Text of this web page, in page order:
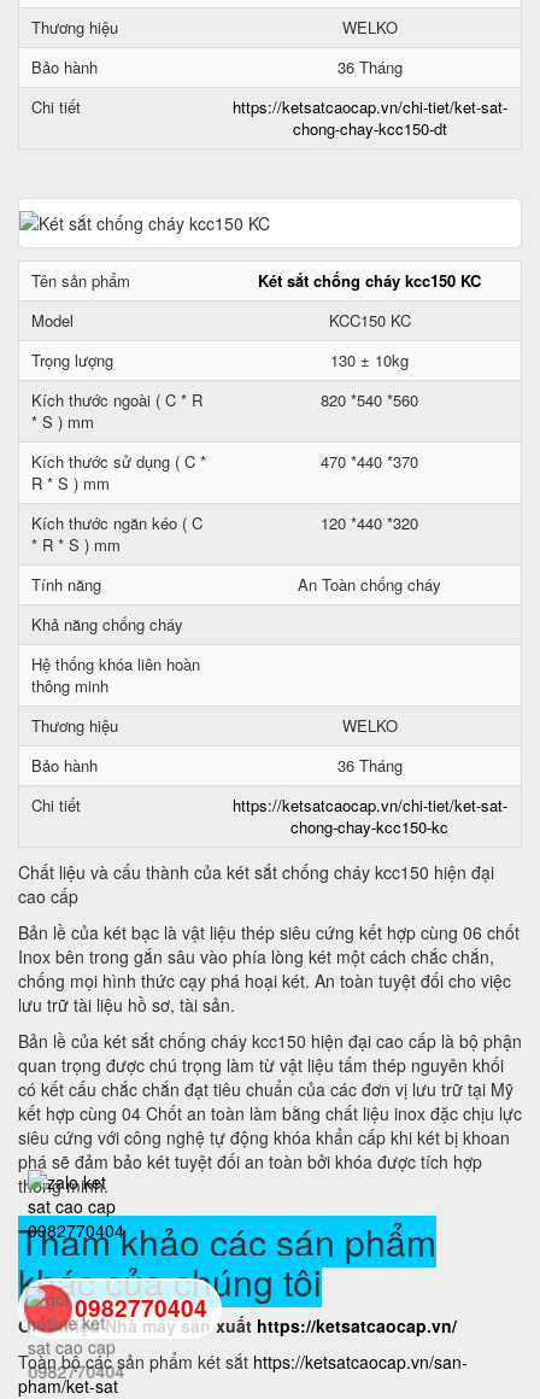
Thương hiệu
WELKO
Bảo hành
36 Tháng
Chi tiết
https://ketsatcaocap.vn/chi-tiet/ket-sat-
chong-chay-kcc150-dt
Tên sản phẩm
Két sắt chống cháy kcc150 KC
Model
KCC150 KC
Trọng lượng
130 ± 10kg
Kích thước ngoài ( C * R
* S ) mm
820 *540 *560
Kích thước sử dụng ( C *
R * S ) mm
470 *440 *370
Kích thước ngăn kéo ( C
* R * S ) mm
120 *440 *320
Tính năng
An Toàn chống cháy
Khả năng chống cháy
Hệ thống khóa liên hoàn
thông minh
Thương hiệu
WELKO
Bảo hành
36 Tháng
Chi tiết
https://ketsatcaocap.vn/chi-tiet/ket-sat-
chong-chay-kcc150-kc
Chất liệu và cấu thành của két sắt chống cháy kcc150 hiện đại
cao cấp
Bản lề của két bạc là vật liệu thép siêu cứng kết hợp cùng 06 chốt
Inox bên trong gắn sâu vào phía lòng két một cách chắc chắn,
chống mọi hình thức cạy phá hoại két. An toàn tuyệt đối cho việc
lưu trữ tài liệu hồ sơ, tài sản.
Bản lề của két sắt chống cháy kcc150 hiện đại cao cấp là bộ phận
quan trọng được chú trọng làm từ vật liệu tấm thép nguyên khối
có kết cấu chắc chắn đạt tiêu chuẩn của các đơn vị lưu trữ tại Mỹ
kết hợp cùng 04 Chốt an toàn làm bằng chất liệu inox đặc chịu lực
siêu cứng với công nghệ tự động khóa khẩn cấp khi két bị khoan
phá sẽ đảm bảo két tuyệt đối an toàn bởi khóa được tích hợp
thông minh.
Tham khảo các sán phẩm
khác của chúng tôi
Giới thiệu Nhà máy sản xuất https://ketsatcaocap.vn/
Toàn bộ các sản phẩm két sắt https://ketsatcaocap.vn/san-
pham/ket-sat
0982770404